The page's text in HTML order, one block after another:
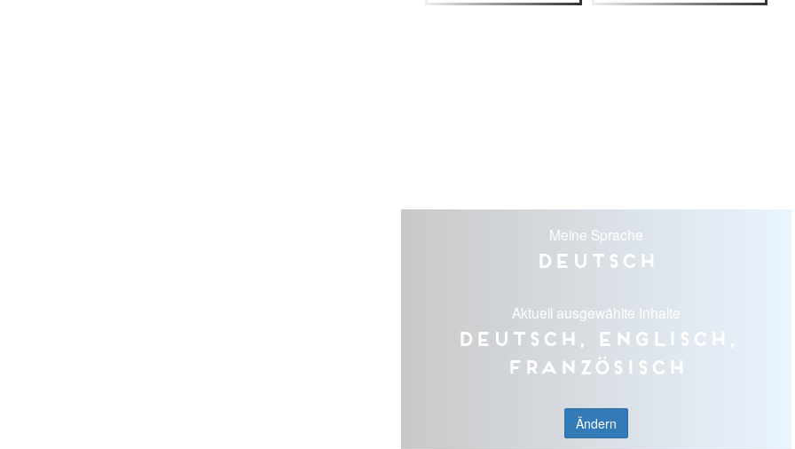
Meine Sprache
Deutsch
Aktuell ausgewählte Inhalte
Deutsch, Englisch,
Französisch
Ändern